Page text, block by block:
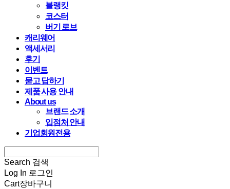
블랭킷
코스터
버기 로브
캐리웨어
액세서리
후기
이벤트
묻고 답하기
제품 사용 안내
About us
브랜드 소개
입점처 안내
기업회원전용
Search 검색
Log In 로그인
Cart장바구니